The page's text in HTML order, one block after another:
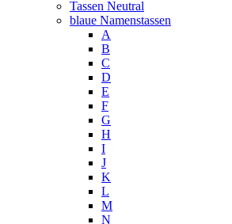
Tassen Neutral
blaue Namenstassen
A
B
C
D
E
F
G
H
I
J
K
L
M
N